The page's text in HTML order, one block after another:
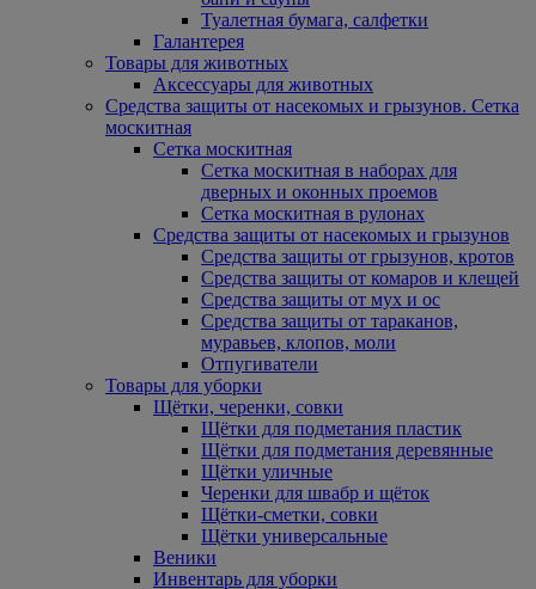
Туалетная бумага, салфетки
Галантерея
Товары для животных
Аксессуары для животных
Средства защиты от насекомых и грызунов. Сетка
москитная
Сетка москитная
Сетка москитная в наборах для
дверных и оконных проемов
Сетка москитная в рулонах
Средства защиты от насекомых и грызунов
Средства защиты от грызунов, кротов
Средства защиты от комаров и клещей
Средства защиты от мух и ос
Средства защиты от тараканов,
муравьев, клопов, моли
Отпугиватели
Товары для уборки
Щётки, черенки, совки
Щётки для подметания пластик
Щётки для подметания деревянные
Щётки уличные
Черенки для швабр и щёток
Щётки-сметки, совки
Щётки универсальные
Веники
Инвентарь для уборки